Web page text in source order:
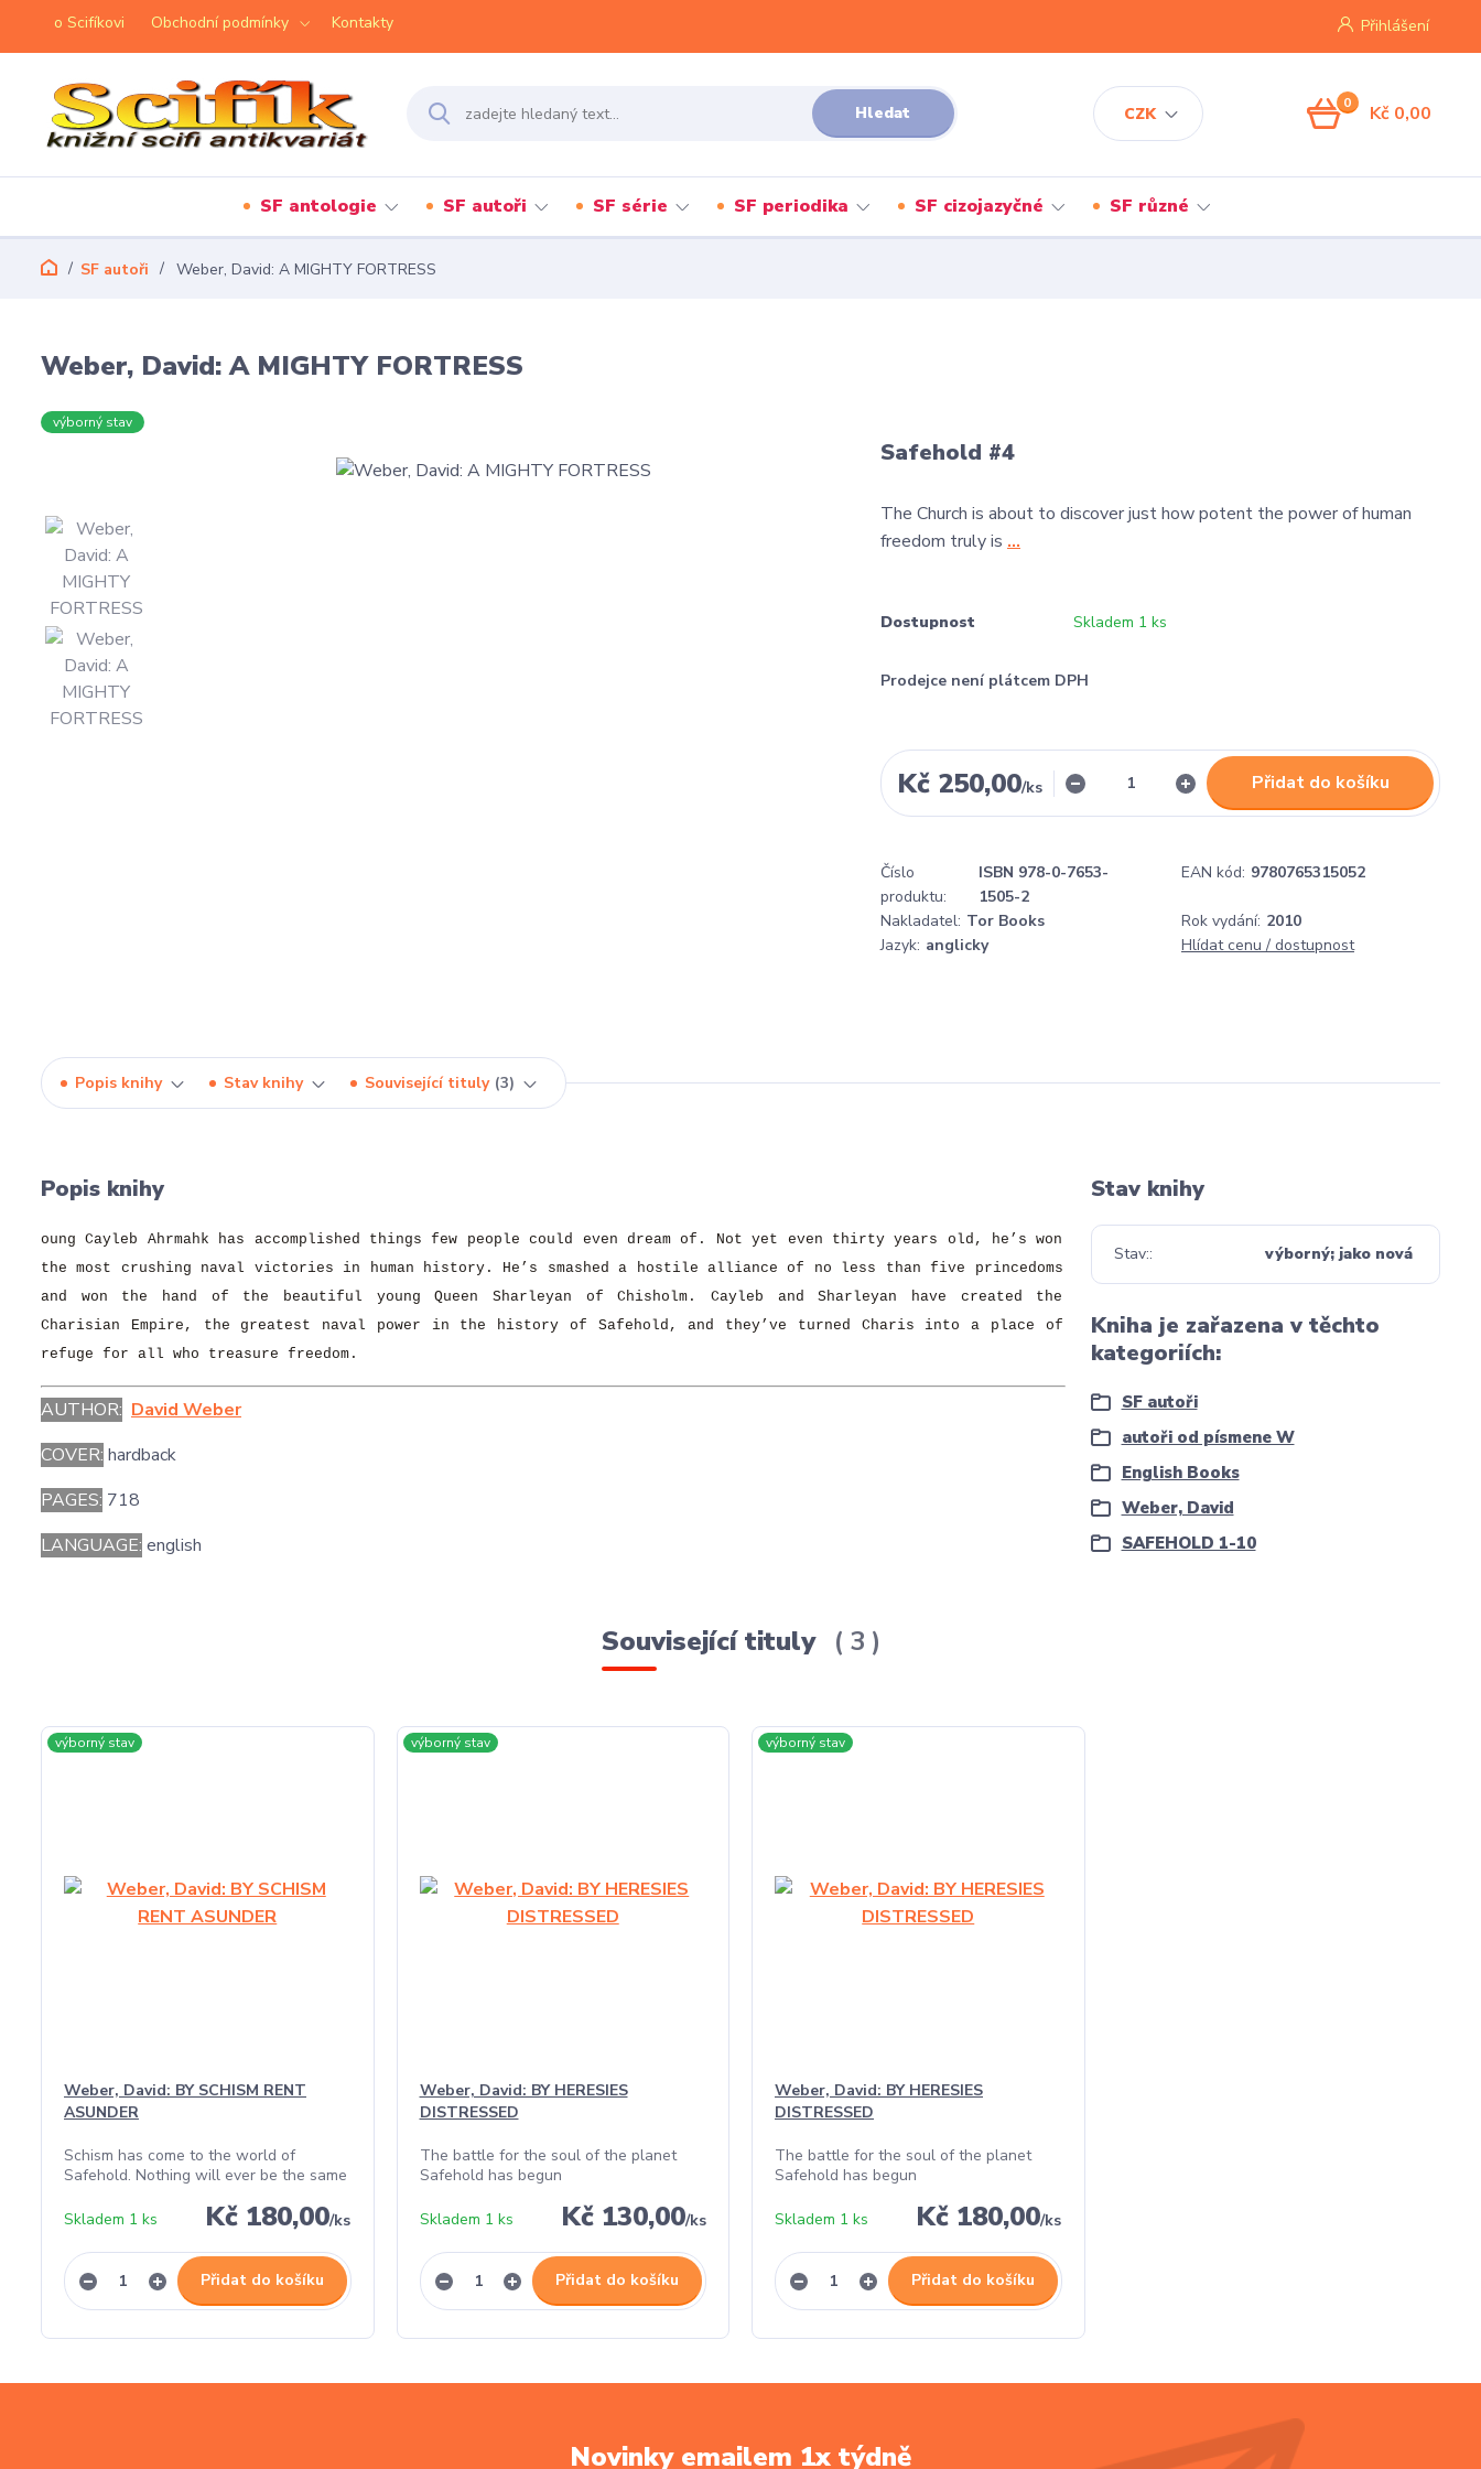
o Scifíkovi Obchodní podmínky Kontakty
CZK
Přihlášení
Hledat 0 Kč 0,00
SF antologie SF autoři SF série SF periodika SF cizojazyčné SF různé
SF autoři Weber, David: A MIGHTY FORTRESS
Weber, David: A MIGHTY FORTRESS
výborný stav
Safehold #4
The Church is about to discover just how potent the power of human
freedom truly is ...
Dostupnost Skladem 1 ks
Prodejce není plátcem DPH
Kč 250,00/ks Přidat do košíku
Číslo
produktu:
ISBN 978-0-7653-
1505-2
EAN kód: 9780765315052
Nakladatel: Tor Books Rok vydání: 2010
Jazyk: anglicky Hlídat cenu / dostupnost
Popis knihy Stav knihy Související tituly 3
Popis knihy
oung Cayleb Ahrmahk has accomplished things few people could even dream of. Not yet even thirty years old, he’s won
the most crushing naval victories in human history. He’s smashed a hostile alliance of no less than five princedoms
and won the hand of the beautiful young Queen Sharleyan of Chisholm. Cayleb and Sharleyan have created the
Charisian Empire, the greatest naval power in the history of Safehold, and they’ve turned Charis into a place of
refuge for all who treasure freedom.
AUTHOR: David Weber
COVER: hardback
PAGES: 718
LANGUAGE: english
Stav knihy
Stav: výborný; jako nová
Kniha je zařazena v těchto
kategoriích:
SF autoři
autoři od písmene W
English Books
Weber, David
SAFEHOLD 1-10
Související tituly 3
výborný stav
Weber, David: BY SCHISM RENT
ASUNDER
Schism has come to the world of
Safehold. Nothing will ever be the same
Kč 180,00/ks
Skladem 1 ks
Přidat do košíku
výborný stav
Weber, David: BY HERESIES
DISTRESSED
The battle for the soul of the planet
Safehold has begun
Kč 130,00/ks
Skladem 1 ks
Přidat do košíku
výborný stav
Weber, David: BY HERESIES
DISTRESSED
The battle for the soul of the planet
Safehold has begun
Kč 180,00/ks
Skladem 1 ks
Přidat do košíku
Novinky emailem 1x týdně